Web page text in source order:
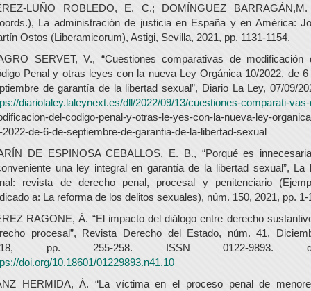
LUÑO ROBLEDO, E. C.; DOMÍNGUEZ
La administración de justicia en España y en América:
Ostos (Liberamicorum), Astigi, Sevilla, 2021, pp. 1131-1154.
SERVET, V., “Cuestiones comparativas de modificación
Penal y otras leyes con la nueva Ley Orgánica 10/2022, de 6
de garantía de la libertad sexual”, Diario La Ley, 07/09/
diariolaley.laleynext.es/dll/2022/09/13/cuestiones-comparati-
del-codigo-penal-y-otras-le-yes-con-la-nueva-ley-
2022-de-6-de-septiembre-de-garantia-de-la-libertad-sexual
DE ESPINOSA CEBALLOS, E. B., “Porqué es
una ley integral en garantía de la libertad sexual”, La
revista de derecho penal, procesal y penitenciario
a: La reforma de los delitos sexuales), núm. 150, 2021, pp. 1-
RAGONE, Á. “El impacto del diálogo entre derecho
procesal”, Revista Derecho del Estado, núm. 41,
pp. 255-258. ISSN 0122-9893.
doi.org/10.18601/01229893.n41.10
HERMIDA, Á. “La víctima en el proceso penal de